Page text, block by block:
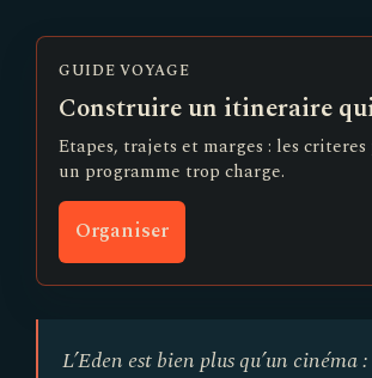
GUIDE VOYAGE
Construire un itineraire
Etapes, trajets et marges : les
un programme trop charge.
Organiser
L’Eden est bien plus qu’un cinéma